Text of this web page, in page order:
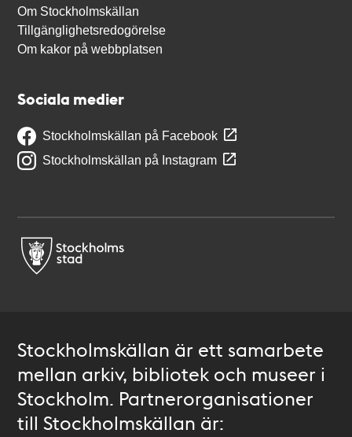
Om Stockholmskällan
Tillgänglighetsredogörelse
Om kakor på webbplatsen
Sociala medier
Stockholmskällan på Facebook
Stockholmskällan på Instagram
Stockholmskällan är ett samarbete
mellan arkiv, bibliotek och museer i
Stockholm. Partnerorganisationer
till Stockholmskällan är: